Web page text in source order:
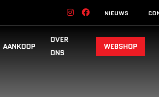
NIEUWS
AANKOOP
OVER
ONS
WEBSHOP